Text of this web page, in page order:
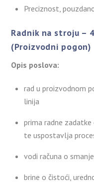
Preciznost,
Radnik na stroju –
(Proizvodni pogon)
Opis poslova:
rad u proizvodnom
linija
prima radne
te uspostavlja
vodi računa o
brine o čistoći,